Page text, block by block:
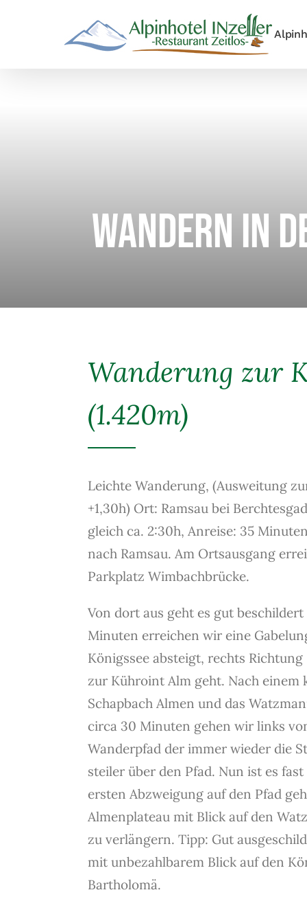
Wandern in
Wanderung zur
(1.420m)
Leichte Wanderung, (Ausweitung
+1,30h) Ort: Ramsau bei
gleich ca. 2:30h, Anreise: 35
nach Ramsau. Am Ortsausgang
Parkplatz Wimbachbrücke.
Von dort aus geht es gut
Minuten erreichen wir eine
Königssee absteigt, rechts
zur Kühroint Alm geht. Nach einem
Schapbach Almen und das
circa 30 Minuten gehen wir links
Wanderpfad der immer wieder die
steiler über den Pfad. Nun ist es
ersten Abzweigung auf den Pfad
Almenplateau mit Blick auf den
zu verlängern. Tipp: Gut
mit unbezahlbarem Blick auf den
Bartholomä.